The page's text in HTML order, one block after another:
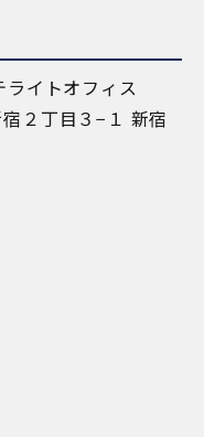
イトオフィス
２丁目３−１ 新宿